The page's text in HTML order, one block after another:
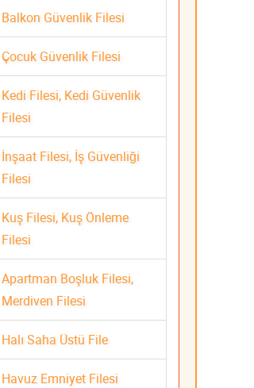
Balkon Güvenlik Filesi
Çocuk Güvenlik Filesi
Kedi Filesi, Kedi Güvenlik
Filesi
İnşaat Filesi, İş Güvenliği
Filesi
Kuş Filesi, Kuş Önleme
Filesi
Apartman Boşluk Filesi,
Merdiven Filesi
Halı Saha Üstü File
Havuz Emniyet Filesi